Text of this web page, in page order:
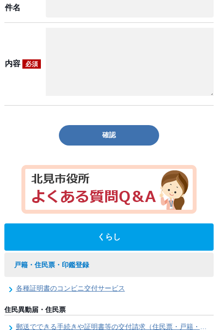
件名
内容 必須
確認
くらし
戸籍・住民票・印鑑登録
各種証明書のコンビニ交付サービス
住民異動届・住民票
郵送でできる手続きや証明書等の交付請求（住民票・戸籍・国民年金関係）